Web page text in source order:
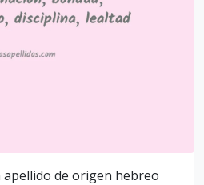
apellido de origen hebreo